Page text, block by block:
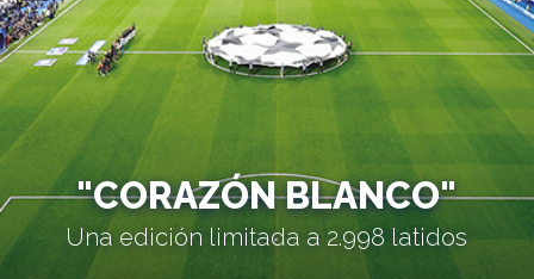
"CORAZÓN BLANCO"
Una edición limitada a 2.998 latidos